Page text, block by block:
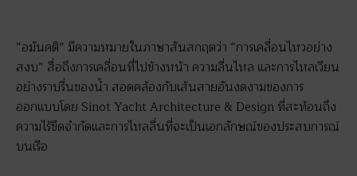
“อมันคติ” มีความหมายในภาษาสันสกฤตว่า “การเคลื่อนไหวอย่าง
สงบ” สื่อถึงการเคลื่อนที่ไปข้างหน้า ความลื่นไหล และการไหลเวียน
อย่างราบรื่นของน้ำ สอดคล้องกับเส้นสายอันงดงามของการ
ออกแบบโดย Sinot Yacht Architecture & Design ที่สะท้อนถึง
ความไร้ขีดจำกัดและการไหลลื่นที่จะเป็นเอกลักษณ์ของประสบการณ์
บนเรือ